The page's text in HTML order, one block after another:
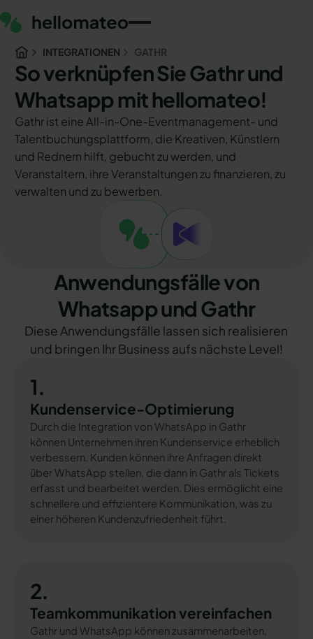
INTEGRATIONEN GATHR
So verknüpfen Sie Gathr und
Whatsapp mit hellomateo!
Gathr ist eine All-in-One-Eventmanagement- und
Talentbuchungsplattform, die Kreativen, Künstlern
und Rednern hilft, gebucht zu werden, und
Veranstaltern, ihre Veranstaltungen zu finanzieren, zu
verwalten und zu bewerben.
Anwendungsfälle von
Whatsapp und Gathr
Diese Anwendungsfälle lassen sich realisieren
und bringen Ihr Business aufs nächste Level!
1.
Kundenservice-Optimierung
Durch die Integration von WhatsApp in Gathr
können Unternehmen ihren Kundenservice erheblich
verbessern. Kunden können ihre Anfragen direkt
über WhatsApp stellen, die dann in Gathr als Tickets
erfasst und bearbeitet werden. Dies ermöglicht eine
schnellere und effizientere Kommunikation, was zu
einer höheren Kundenzufriedenheit führt.
2.
Teamkommunikation vereinfachen
Gathr und WhatsApp können zusammenarbeiten,